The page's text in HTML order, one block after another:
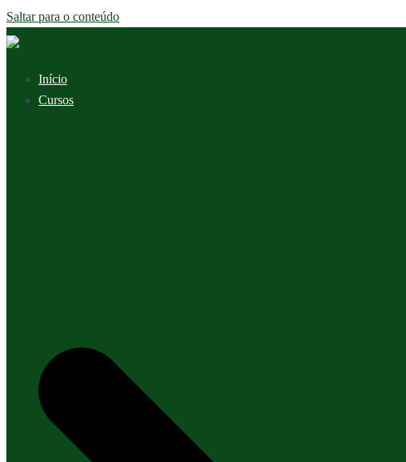
Saltar para o conteúdo
Início
Cursos